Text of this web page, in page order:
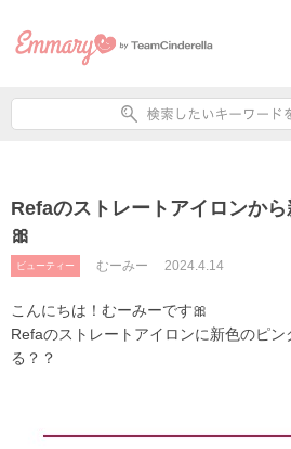
Refaのストレートアイロンか
🎀
ビューティー むーみー 2024.4.14
こんにちは！むーみーです🎀
Refaのストレートアイロンに新色のピン
る？？